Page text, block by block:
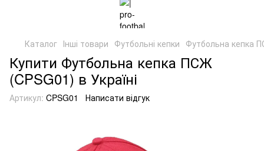
Каталог Інші товари Футбольні кепки Футбольна кепка
Купити Футбольна кепка ПСЖ
(CPSG01) в Україні
Артикул: CPSG01 Написати відгук